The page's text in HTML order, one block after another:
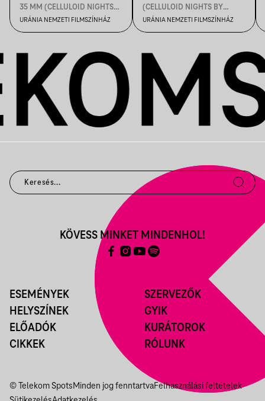
35 MM (CELLULOID NIGHTS
BY CINEMA NICHE)
URÁNIA NEMZETI FILMSZÍNHÁZ
(CELLULOID NIGHTS BY
CINEMA NICHE)
URÁNIA NEMZETI FILMSZÍNHÁZ
ESEMÉNYEK
HELYSZÍNEK
ELŐADÓK
CIKKEK
SZERVEZŐK
GYIK
KURÁTOROK
RÓLUNK
KÖVESS MINKET MINDENHOL!
© Telekom SpotsMinden jog fenntartvaFelhasználási feltételek